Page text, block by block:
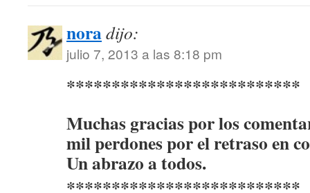
noradijo:
julio 7, 2013 a las 8:18 pm
**************************
Muchas gracias por los
mil perdones por el retraso en
Un abrazo a todos.
**************************